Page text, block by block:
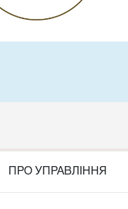
ПРО УПРАВЛІННЯ